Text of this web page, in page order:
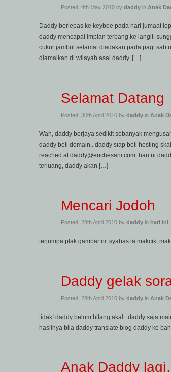
Posted: 4th May 2010 by daddy in Anak
Daddy berlepas ke keybee pada hari jumaat
daddy mencapai impian terbang ke langit.
cukur jambul selamat diadakan pada pagi
diamalkan di wilayah asal daddy. […]
Selamat Datang
Posted: 30th April 2010 by daddy in Anak
Wah, daddy berjaya sedikit sebanyak
daddy beli domain.. daddy siap beli hosting
reached at daddy@enchesani.com. hari ni
terluang, daddy akan […]
Mencari Jodoh
Posted: 28th April 2010 by daddy in hari ini
terjumpa plak gambar ni. syabas la makcik,
Daddy gelak
Posted: 28th April 2010 by daddy in Anak
tidak! daddy belom hilang akal.. daddy saja
hasilnya bila daddy translate blog daddy ke
Anak Daddy